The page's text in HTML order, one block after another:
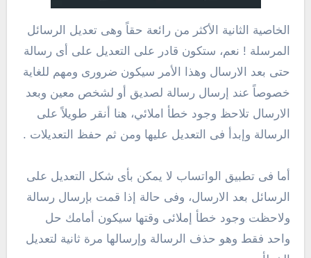
الخاصية الثانية الأكثر من رائعة حقاً وهى تعديل الرسائل
المرسلة ! نعم، ستكون قادر على التعديل على أى رسالة
حتى بعد الارسال وهذا الأمر سيكون ضرورى ومهم للغاية
خصوصاً عند إرسال رسالة لصديق أو لشخص معين وبعد
الارسال تلاحظ وجود خطأ املائي، هنا أنقر طويلاً على
الرسالة وإبدأ فى التعديل عليها ومن ثم حفظ التعديلات .
أما فى تطبيق الواتساب لا يمكن بأى شكل التعديل على
الرسائل بعد الارسال، وفى حالة إذا قمت بإرسال رسالة
ولاحظت وجود خطأ إملائى وقتها سيكون أمامك حل
واحد فقط وهو حذف الرسالة وإرسالها مرة ثانية لتعديل